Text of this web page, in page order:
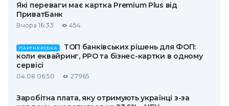
Які переваги має картка Premium Plus від
ПриватБанк
Вчора 16:33 454
ПАРТНЕРСЬКА
ТОП банківських рішень для ФОП:
коли еквайринг, РРО та бізнес-картки в одному
сервісі
04.08 06:50 27965
Заробітна плата, яку отримують українці з-за